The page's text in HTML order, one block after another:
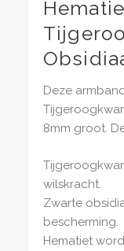
Deze
8mm groot.
wilskracht.
Zwarte
bescherming.
Hematiet